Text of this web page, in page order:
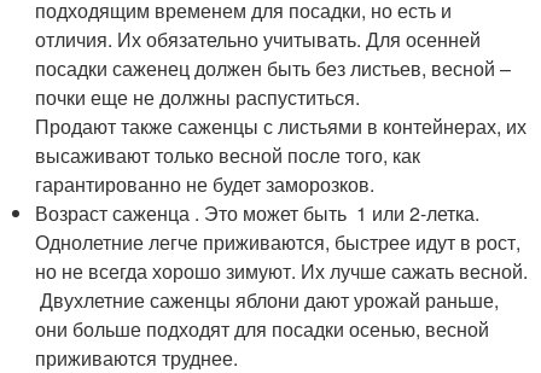
подходящим временем для посадки, но есть и
отличия. Их обязательно учитывать. Для осенней
посадки саженец должен быть без листьев, весной –
почки еще не должны распуститься.
Продают также саженцы с листьями в контейнерах, их
высаживают только весной после того, как
гарантированно не будет заморозков.
Возраст саженца . Это может быть 1 или 2-летка.
Однолетние легче приживаются, быстрее идут в рост,
но не всегда хорошо зимуют. Их лучше сажать весной.
Двухлетние саженцы яблони дают урожай раньше,
они больше подходят для посадки осенью, весной
приживаются труднее.